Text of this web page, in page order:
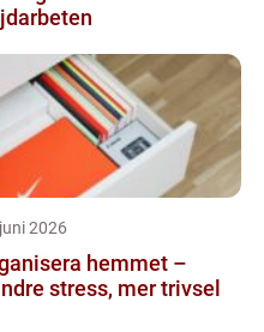
2026
hemmet –
stress, mer trivsel